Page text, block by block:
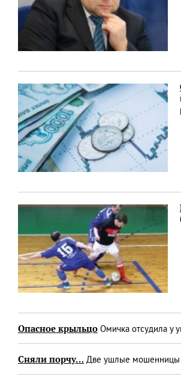
Опасное крыльцо Омичка отсудила у
Сняли порчу… Две ушлые мошенницы